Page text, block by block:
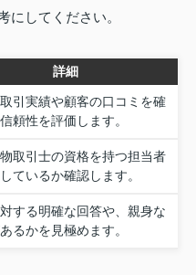
にしてください。
詳細
引実績や顧客の口コミを確
頼性を評価します。
取引士の資格を持つ担当者
ているか確認します。
する明確な回答や、親身な
るかを見極めます。